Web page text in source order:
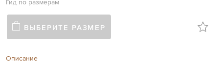
Гид по размерам
ВЫБЕРИТЕ РАЗМЕР
Описание